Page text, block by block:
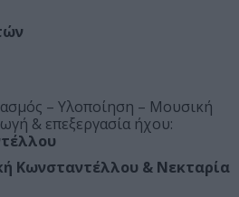
– Υλοποίηση – Μουσική
& επεξεργασία ήχου:
Κωνσταντέλλου & Νεκταρία